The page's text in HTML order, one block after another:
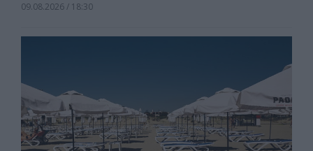
09.08.2026 / 18:30